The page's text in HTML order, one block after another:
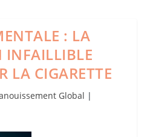
: LA
INFAILLIBLE
LA CIGARETTE
Global |